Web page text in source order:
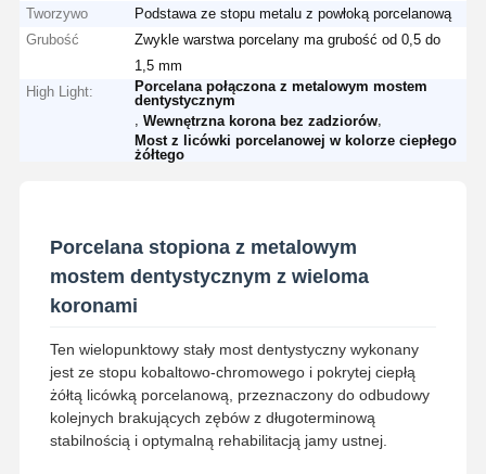
Tworzywo
Podstawa ze stopu metalu z powłoką porcelanową
Grubość
Zwykle warstwa porcelany ma grubość od 0,5 do
1,5 mm
High Light:
Porcelana połączona z metalowym mostem
dentystycznym
,Wewnętrzna korona bez zadziorów
Most z licówki porcelanowej w kolorze ciepłego
żółtego
Porcelana stopiona z metalowym
mostem dentystycznym z wieloma
koronami
Ten wielopunktowy stały most dentystyczny wykonany
jest ze stopu kobaltowo-chromowego i pokrytej ciepłą
żółtą licówką porcelanową, przeznaczony do odbudowy
kolejnych brakujących zębów z długoterminową
stabilnością i optymalną rehabilitacją jamy ustnej.